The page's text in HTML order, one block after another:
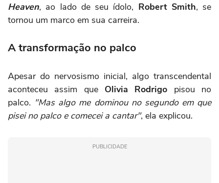
Heaven, ao lado de seu ídolo, Robert Smith, se
tornou um marco em sua carreira.
A transformação no palco
Apesar do nervosismo inicial, algo transcendental
aconteceu assim que Olivia Rodrigo pisou no
palco. "Mas algo me dominou no segundo em que
pisei no palco e comecei a cantar", ela explicou.
PUBLICIDADE